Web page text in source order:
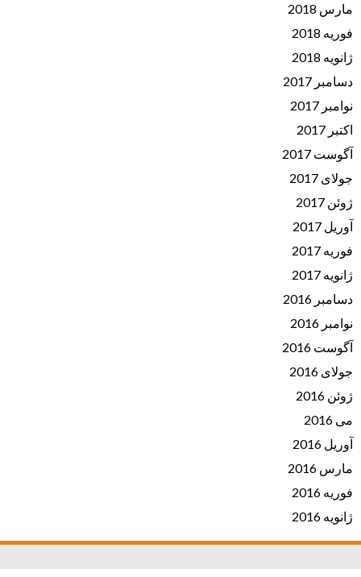
مارس 2018
فوریه 2018
ژانویه 2018
دسامبر 2017
نوامبر 2017
اکتبر 2017
آگوست 2017
جولای 2017
ژوئن 2017
آوریل 2017
فوریه 2017
ژانویه 2017
دسامبر 2016
نوامبر 2016
آگوست 2016
جولای 2016
ژوئن 2016
می 2016
آوریل 2016
مارس 2016
فوریه 2016
ژانویه 2016